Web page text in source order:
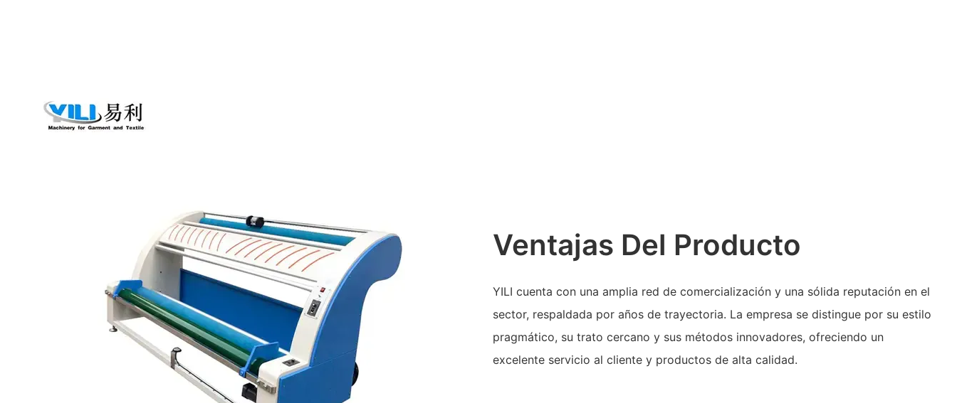
Ventajas Del Producto
YILI cuenta con una amplia red de comercialización y una sólida reputación en el
sector, respaldada por años de trayectoria. La empresa se distingue por su estilo
pragmático, su trato cercano y sus métodos innovadores, ofreciendo un
excelente servicio al cliente y productos de alta calidad.